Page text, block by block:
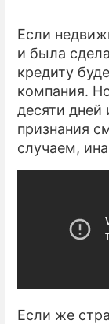
Если
и была
кредиту
компания.
десяти дней
признания
случаем,
Если же